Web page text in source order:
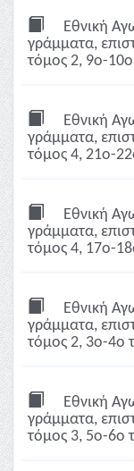
Εθνική
γράμματα,
τόμος 2, 9ο-
Εθνική
γράμματα,
τόμος 4, 21ο-
Εθνική
γράμματα,
τόμος 4, 17ο-
Εθνική
γράμματα,
τόμος 2, 3ο-4ο
Εθνική
γράμματα,
τόμος 3, 5ο-6ο